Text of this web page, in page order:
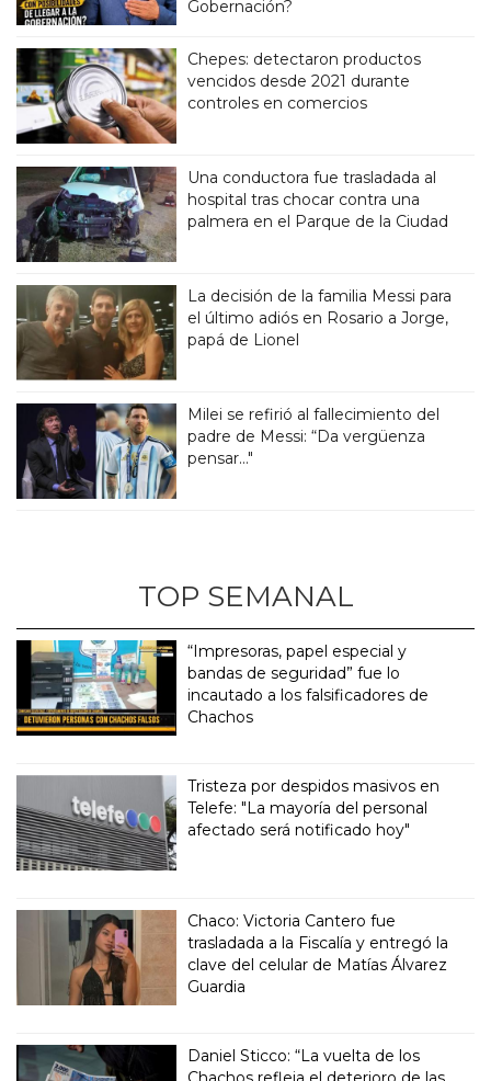
Gobernación?
Chepes: detectaron productos
vencidos desde 2021 durante
controles en comercios
Una conductora fue trasladada al
hospital tras chocar contra una
palmera en el Parque de la Ciudad
La decisión de la familia Messi para
el último adiós en Rosario a Jorge,
papá de Lionel
Milei se refirió al fallecimiento del
padre de Messi: “Da vergüenza
pensar..."
TOP SEMANAL
“Impresoras, papel especial y
bandas de seguridad” fue lo
incautado a los falsificadores de
Chachos
Tristeza por despidos masivos en
Telefe: "La mayoría del personal
afectado será notificado hoy"
Chaco: Victoria Cantero fue
trasladada a la Fiscalía y entregó la
clave del celular de Matías Álvarez
Guardia
Daniel Sticco: “La vuelta de los